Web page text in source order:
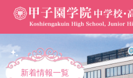
新着情報一覧